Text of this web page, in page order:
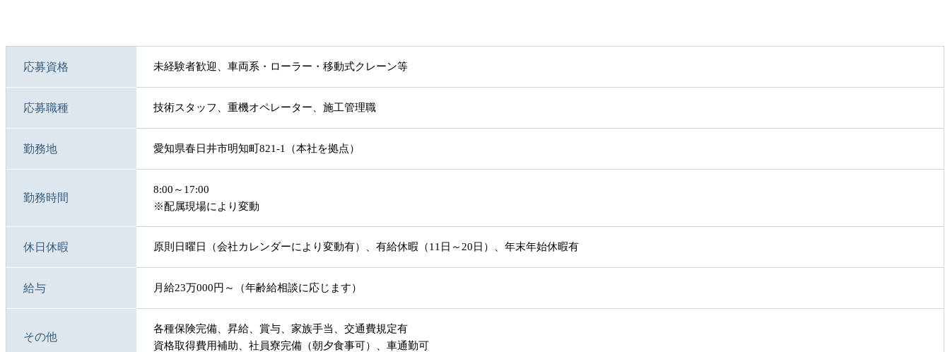
応募資格 未経験者歓迎、車両系・ローラー・移動式クレーン等
応募職種 技術スタッフ、重機オペレーター、施工管理職
勤務地 愛知県春日井市明知町821-1（本社を拠点）
勤務時間
8:00～17:00
※配属現場により変動
休日休暇 原則日曜日（会社カレンダーにより変動有）、有給休暇（11日～20日）、年末年始休暇有
給与 月給23万000円～（年齢給相談に応じます）
その他
各種保険完備、昇給、賞与、家族手当、交通費規定有
資格取得費用補助、社員寮完備（朝夕食事可）、車通勤可